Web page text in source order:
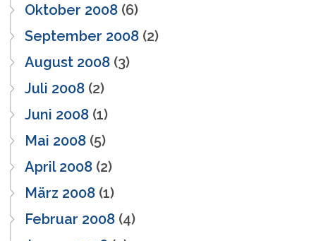
Oktober 2008 (6)
September 2008 (2)
August 2008 (3)
Juli 2008 (2)
Juni 2008 (1)
Mai 2008 (5)
April 2008 (2)
März 2008 (1)
Februar 2008 (4)